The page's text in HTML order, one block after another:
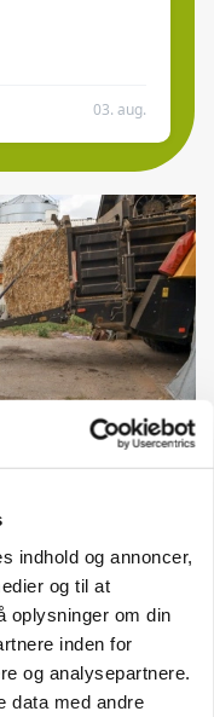
indhold og annoncer,
og til at
oplysninger om din
inden for
og analysepartnere.
data med andre
03. aug.
holder PN